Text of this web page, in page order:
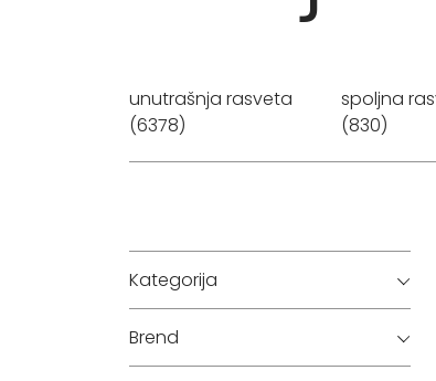
unutrašnja rasveta
(6378)
spoljna
(830)
Kategorija
Brend